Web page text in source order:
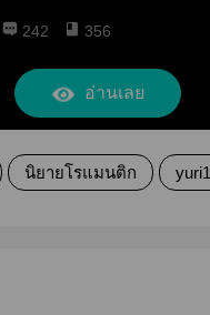
242 356
อ่านเลย
นิยายโรแมนติก